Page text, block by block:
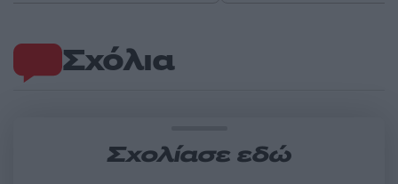
Σχόλια
Σχολίασε εδώ